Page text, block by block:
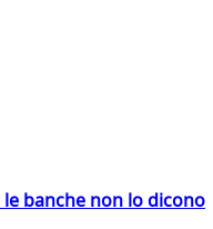
banche non lo dicono